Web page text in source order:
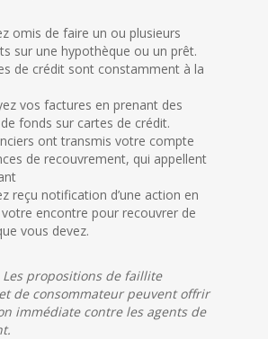
omis de faire un ou plusieurs
sur une hypothèque ou un prêt.
de crédit sont constamment à la
vos factures en prenant des
fonds sur cartes de crédit.
ont transmis votre compte
de recouvrement, qui appellent
reçu notification d’une action en
encontre pour recouvrer de
vous devez.
Les propositions de faillite
de consommateur peuvent offrir
immédiate contre les agents de